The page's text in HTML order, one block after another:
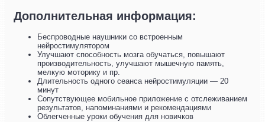
Дополнительная информация:
Беспроводные наушники со встроенным
нейростимулятором
Улучшают способность мозга обучаться, повышают
производительность, улучшают мышечную память,
мелкую моторику и пр.
Длительность одного сеанса нейростимуляции — 20
минут
Сопутствующее мобильное приложение с отслеживанием
результатов, напоминаниями и рекомендациями
Облегченные уроки обучения для новичков